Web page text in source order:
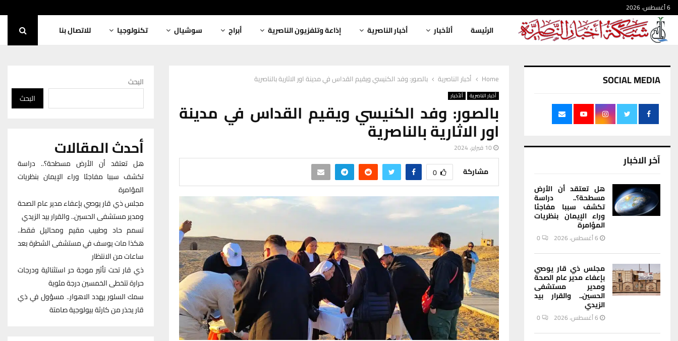
6 أغسطس، 2026
الرئيسة ألأخبار أخبار الناصرية إذاعة وتلفزيون الناصرية أبراج سوشيال تكنولوجيا للاتصال بنا
Home أخبار الناصرية بالصور: وفد الكنيسي ويقيم القداس في مدينة اور الاثارية بالناصرية
أخبار الناصرية ألأخبار
بالصور: وفد الكنيسي ويقيم القداس في مدينة
اور الاثارية بالناصرية
10 فبراير، 2024
مشاركة 0
SOCIAL MEDIA
آخر الاخبار
هل تعتقد أن الأرض
مسطحة؟.. دراسة
تكشف سببا مفاجئا
وراء الإيمان بنظريات
المؤامرة
6 أغسطس، 2026 0
مجلس ذي قار يوصي
بإعفاء مدير عام الصحة
ومدير مستشفى
الحسين.. والقرار بيد
الزيدي
6 أغسطس، 2026 0
البحث
البحث
أحدث المقالات
هل تعتقد أن الأرض مسطحة؟.. دراسة
تكشف سببا مفاجئا وراء الإيمان بنظريات
المؤامرة
مجلس ذي قار يوصي بإعفاء مدير عام الصحة
ومدير مستشفى الحسين.. والقرار بيد الزيدي
تسمم حاد وطبيب مقيم ومحاليل فقط..
هكذا مات يوسف في مستشفى الشطرة بعد
ساعات من الانتظار
ذي قار تحت تأثير موجة حر استثنائية ودرجات
حرارة تتخطى الخمسين درجة مئوية
سمك السلور يهدد الاهوار.. مسؤول في ذي
قار يحذر من كارثة بيولوجية صامتة